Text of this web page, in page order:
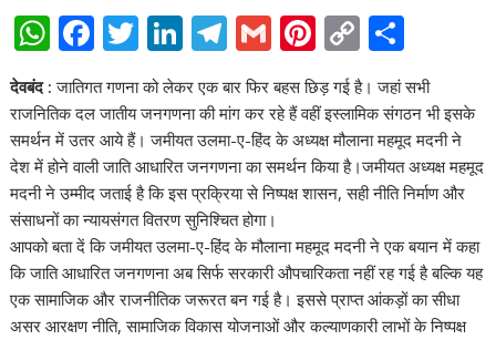
W
at
s
A
p
p
F
e
b
o
o
k
T
w
itt
er
Li
k
e
dI
n
T
el
e
gr
a
m
G
ai
l
Pi
nt
er
e
st
C
o
p
y
Li
n
k
h
ar
e
देवबंद : जातिगत गणना को लेकर एक बार फिर बहस छिड़ गई है। जहां सभी
राजनितिक दल जातीय जनगणना की मांग कर रहे हैं वहीं इस्लामिक संगठन भी इसके
समर्थन में उतर आये हैं। जमीयत उलमा-ए-हिंद के अध्यक्ष मौलाना महमूद मदनी ने
देश में होने वाली जाति आधारित जनगणना का समर्थन किया है।जमीयत अध्यक्ष महमूद
मदनी ने उम्मीद जताई है कि इस प्रक्रिया से निष्पक्ष शासन, सही नीति निर्माण और
संसाधनों का न्यायसंगत वितरण सुनिश्चित होगा।
आपको बता दें कि जमीयत उलमा-ए-हिंद के मौलाना महमूद मदनी ने एक बयान में कहा
कि जाति आधारित जनगणना अब सिर्फ सरकारी औपचारिकता नहीं रह गई है बल्कि यह
एक सामाजिक और राजनीतिक जरूरत बन गई है। इससे प्राप्त आंकड़ों का सीधा
असर आरक्षण नीति, सामाजिक विकास योजनाओं और कल्याणकारी लाभों के निष्पक्ष